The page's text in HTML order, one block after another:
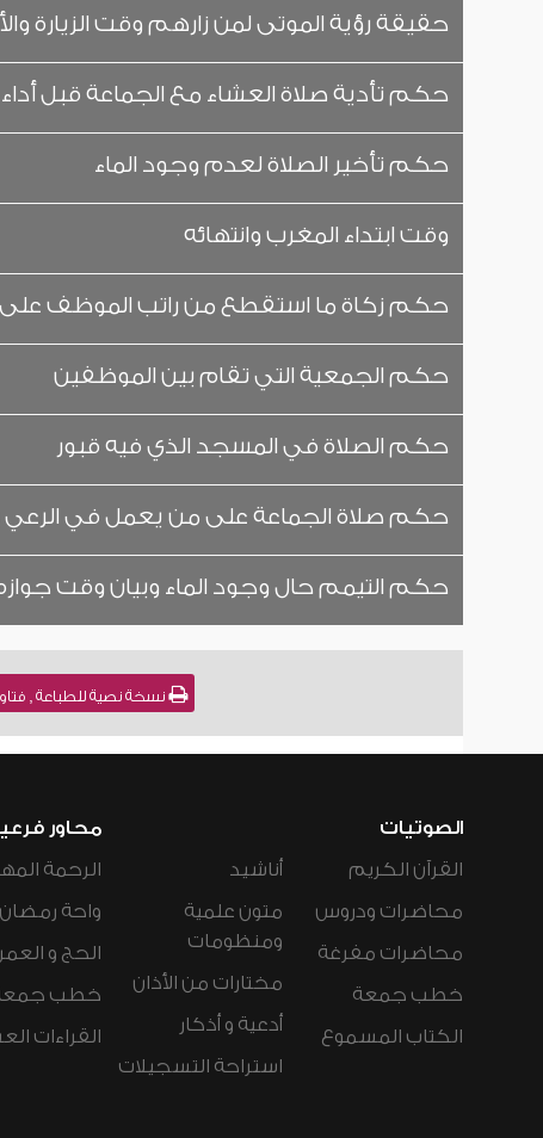
حقيقة رؤية الموتى لمن زارهم وقت الزيارة
حكم تأدية صلاة العشاء مع الجماعة قبل
حكم تأخير الصلاة لعدم وجود الماء
وقت ابتداء المغرب وانتهائه
حكم زكاة ما استقطع من راتب الموظف على
حكم الجمعية التي تقام بين الموظفين
حكم الصلاة في المسجد الذي فيه قبور
حكم صلاة الجماعة على من يعمل في الرعي
حكم التيمم حال وجود الماء وبيان وقت
نسخة نصية للطباعة , فتاوى نور على الدرب
الصوتيات
القرآن الكريم
محاضرات ودروس
محاضرات مفرغة
خطب جمعة
الكتاب المسموع
أناشيد
متون علمية
ومنظومات
مختارات من الأذان
أدعية و أذكار
استراحة التسجيلات
محاور
الرحمة
واحة رمضان
الحج و
خطب
القراءات